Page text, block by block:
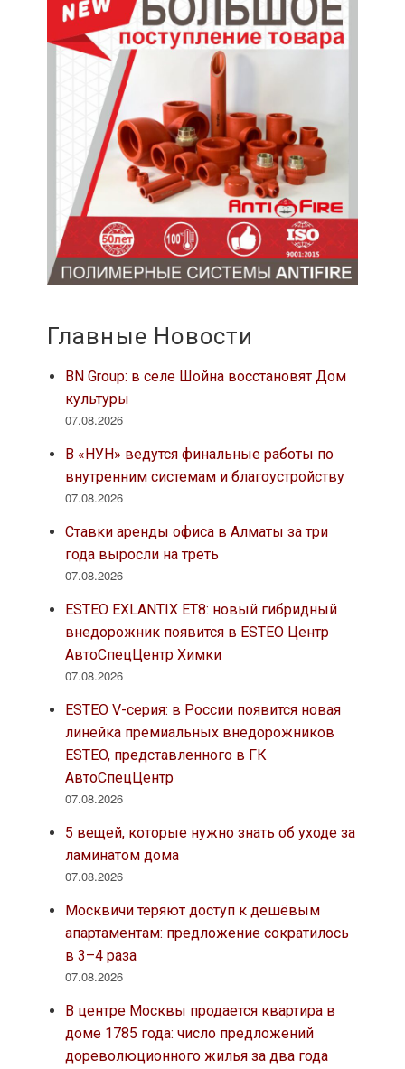
Главные Новости
BN Group: в селе Шойна восстановят Дом
культуры
07.08.2026
В «НУН» ведутся финальные работы по
внутренним системам и благоустройству
07.08.2026
Ставки аренды офиса в Алматы за три
года выросли на треть
07.08.2026
ESTEO EXLANTIX ET8: новый гибридный
внедорожник появится в ESTEO Центр
АвтоСпецЦентр Химки
07.08.2026
ESTEO V-серия: в России появится новая
линейка премиальных внедорожников
ESTEO, представленного в ГК
АвтоСпецЦентр
07.08.2026
5 вещей, которые нужно знать об уходе за
ламинатом дома
07.08.2026
Москвичи теряют доступ к дешёвым
апартаментам: предложение сократилось
в 3–4 раза
07.08.2026
В центре Москвы продается квартира в
доме 1785 года: число предложений
дореволюционного жилья за два года